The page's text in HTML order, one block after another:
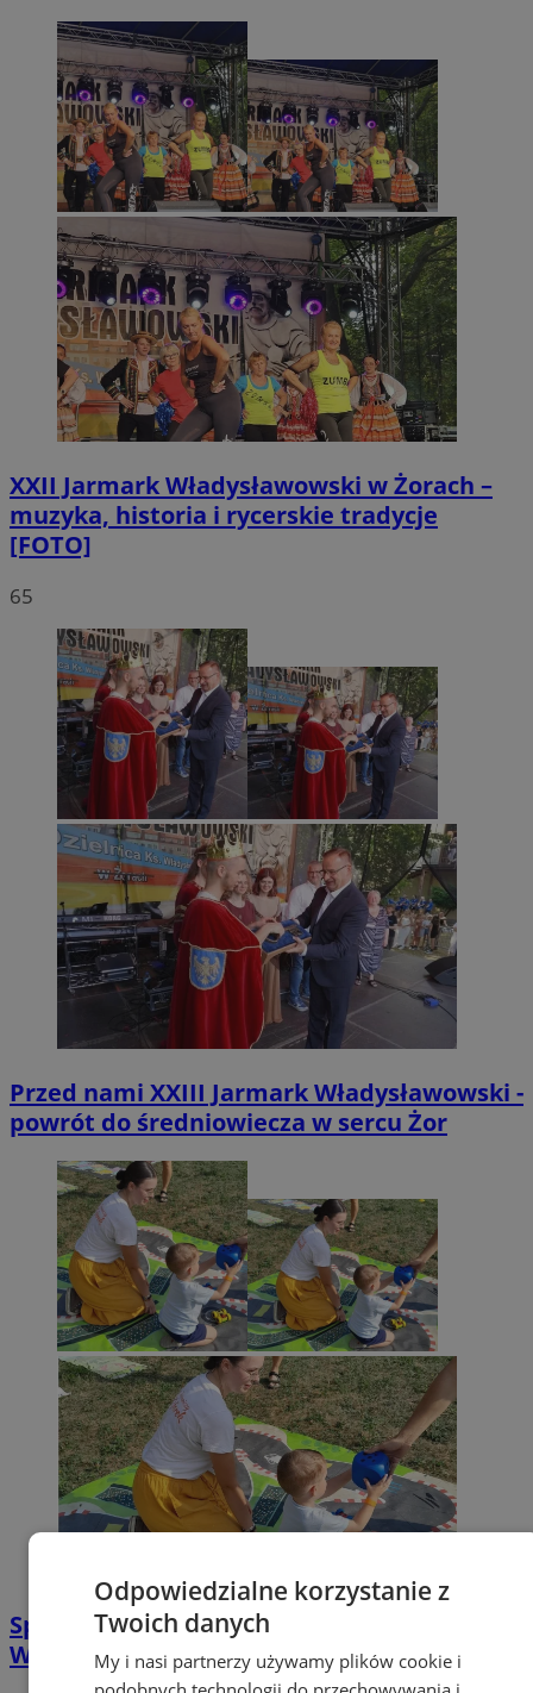
XXII Jarmark Władysławowski w Żorach –
muzyka, historia i rycerskie tradycje
[FOTO]
65
Przed nami XXIII Jarmark Władysławowski -
powrót do średniowiecza w sercu Żor
Sportowe emocje i zabawa na Jarmarku
Władysławowskim w Żorach [FOTO]
Odpowiedzialne korzystanie z
Twoich danych
My i nasi partnerzy używamy plików cookie i